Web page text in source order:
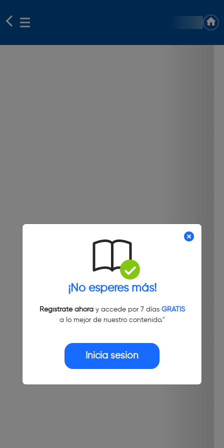
¡No esperes más!
Regístrate ahoray accede por 7 días GRATIS
a lo mejor de nuestro contenido."
Inicia sesión